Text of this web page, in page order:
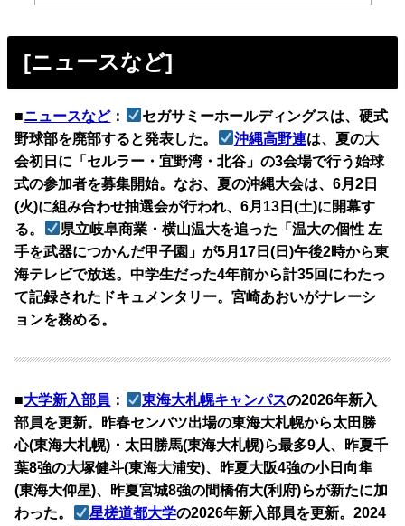
[ニュースなど]
■ニュースなど：
セガサミーホールディングスは、硬式
野球部を廃部すると発表した。
沖縄高野連は、夏の大
会初日に「セルラー・宜野湾・北谷」の3会場で行う始球
式の参加者を募集開始。なお、夏の沖縄大会は、6月2日
(火)に組み合わせ抽選会が行われ、6月13日(土)に開幕す
る。
県立岐阜商業・横山温大を追った「温大の個性 左
手を武器につかんだ甲子園」が5月17日(日)午後2時から東
海テレビで放送。中学生だった4年前から計35回にわたっ
て記録されたドキュメンタリー。宮崎あおいがナレーシ
ョンを務める。
■大学新入部員 ： 東海大札幌キャンパスの2026年新入
部員を更新。昨春センバツ出場の東海大札幌から太田勝
心(東海大札幌)・太田勝馬(東海大札幌)ら最多9人、昨夏千
葉8強の大塚健斗(東海大浦安)、昨夏大阪4強の小日向隼
(東海大仰星)、昨夏宮城8強の間橋侑大(利府)らが新たに加
わった。
星槎道都大学の2026年新入部員を更新。2024